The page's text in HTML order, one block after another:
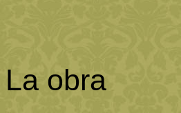
La obra